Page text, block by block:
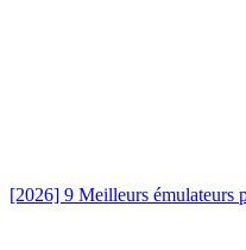
[2026] 9 Meilleurs émulateurs